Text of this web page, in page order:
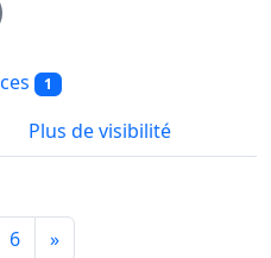
1
Plus de visibilité
6 »